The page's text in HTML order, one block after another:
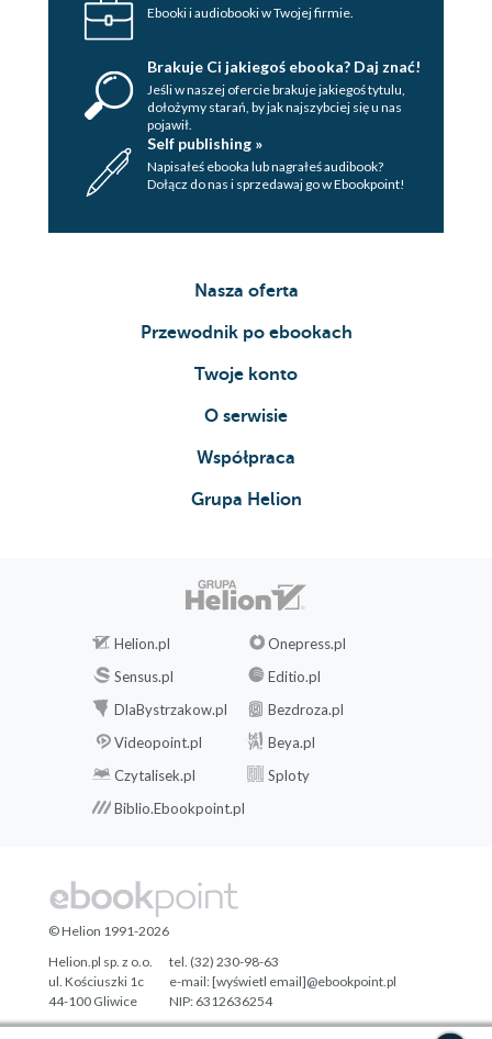
Ebooki i audiobooki w Twojej firmie.
Brakuje Ci jakiegoś ebooka? Daj znać!
Jeśli w naszej ofercie brakuje jakiegoś tytulu,
dołożymy starań, by jak najszybciej się u nas
pojawił.
Self publishing »
Napisałeś ebooka lub nagrałeś audibook?
Dołącz do nas i sprzedawaj go w Ebookpoint!
Nasza oferta
Przewodnik po ebookach
Twoje konto
O serwisie
Współpraca
Grupa Helion
Helion.pl
Onepress.pl
Sensus.pl
Editio.pl
DlaBystrzakow.pl
Bezdroza.pl
Videopoint.pl
Beya.pl
Czytalisek.pl
Sploty
Biblio.Ebookpoint.pl
© Helion 1991-2026
Helion.pl sp. z o.o.
ul. Kościuszki 1c
44-100 Gliwice
tel. (32) 230-98-63
e-mail:[wyświetl email]@ebookpoint.pl
NIP: 6312636254
Regon: 241989027